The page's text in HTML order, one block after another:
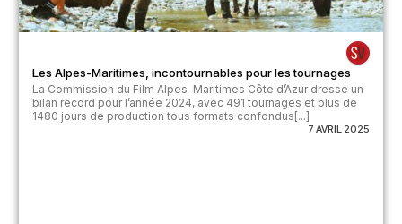
Les Alpes-Maritimes, incontournables pour les tournages
La Commission du Film Alpes-Maritimes Côte d’Azur dresse un
bilan record pour l’année 2024, avec 491 tournages et plus de
1480 jours de production tous formats confondus[...]
7 AVRIL 2025